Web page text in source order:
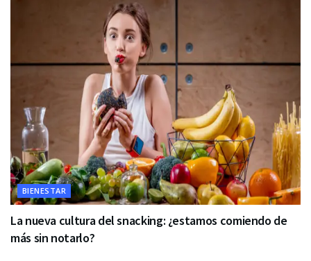
BIENESTAR
La nueva cultura del snacking: ¿estamos comiendo de
más sin notarlo?